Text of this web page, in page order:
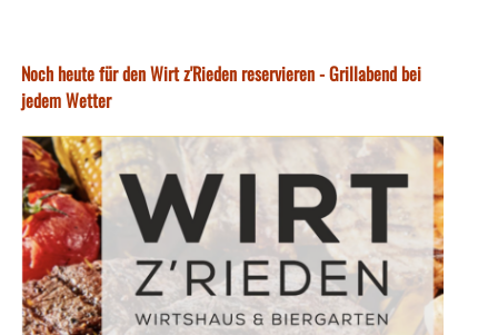
Noch heute für den Wirt z'Rieden reservieren - Grillabend bei
jedem Wetter